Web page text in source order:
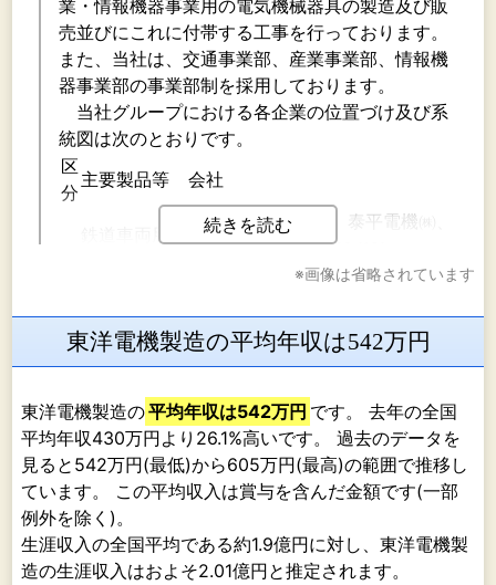
続きを読む
業・情報機器事業用の電気機械器具の製造及び販
売並びにこれに付帯する工事を行っております。
また、当社は、交通事業部、産業事業部、情報機
器事業部の事業部制を採用しております。
当社グループにおける各企業の位置づけ及び系
統図は次のとおりです。
区
分
主要製品等 会社
通
事
ム車両用電
機品、特殊
車両用電機
品、鉄道用
電力貯蔵装
置
当社、東洋工機㈱、泰平電機㈱、
TOYO DENKI RAILWAY
SERVICE,LLC.(米国)、洋電貿易
電展雲交通設備有限公司（中
国)、常州朗鋭東洋伝動技術有限
交通装備有限公司（中国）、北京
京車双洋軌道交通牽引設備有限公
司（中国）
産業用生
産・加工設
備用システ
ム、自動車
当社、東洋産業㈱、㈱ティーディ
※画像は省略されています
東洋電機製造の平均年収は542万円
東洋電機製造の平均年収は542万円 です。 去年の全国
平均年収430万円より26.1%高いです。 過去のデータを
見ると542万円(最低)から605万円(最高)の範囲で推移し
ています。 この平均収入は賞与を含んだ金額です(一部
例外を除く)。
生涯収入の全国平均である約1.9億円に対し、東洋電機製
造の生涯収入はおよそ2.01億円と推定されます。